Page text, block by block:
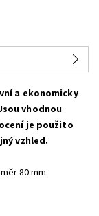
a ekonomicky
vhodnou
je použito
vzhled.
80 mm